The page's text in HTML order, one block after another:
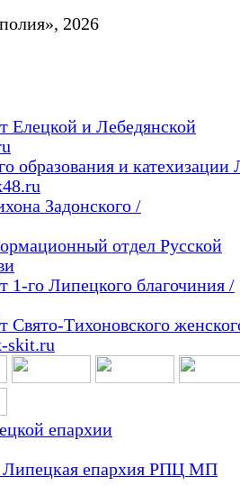
2026
епархии
Липецкая епархия РПЦ МП